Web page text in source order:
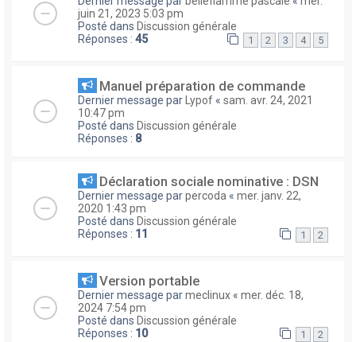
juin 21, 2023 5:03 pm
Posté dans Discussion générale
Réponses : 45 1 2 3 4 5
Manuel préparation de commande
Dernier message par Lypof « sam. avr. 24, 2021
10:47 pm
Posté dans Discussion générale
Réponses : 8
Déclaration sociale nominative : DSN
Dernier message parpercoda « mer. janv. 22,
2020 1:43 pm
Posté dans Discussion générale
Réponses : 11 1 2
Version portable
Dernier message parmeclinux « mer. déc. 18,
2024 7:54 pm
Posté dans Discussion générale
Réponses : 10 1 2